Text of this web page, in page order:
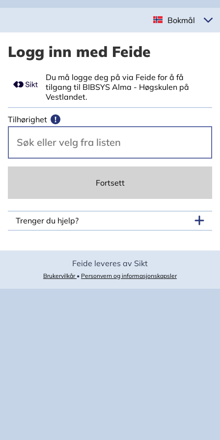
Bokmål
Logg inn med Feide
Du må logge deg på via Feide for å få
tilgang til BIBSYS Alma - Høgskulen på
Vestlandet.
Tilhørighet !
Fortsett
Trenger du hjelp?
Feide leveres av Sikt
Brukervilkår • Personvern og informasjonskapsler